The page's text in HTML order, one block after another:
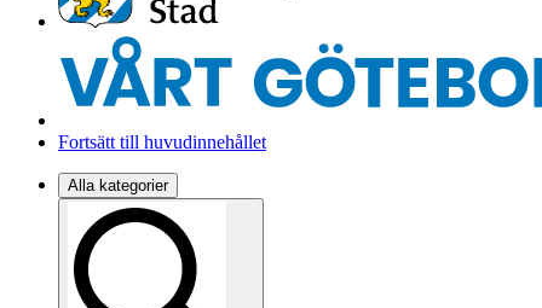
Fortsätt till huvudinnehållet
Alla kategorier